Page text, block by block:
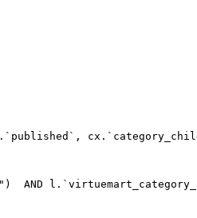
c.`published`,
AND